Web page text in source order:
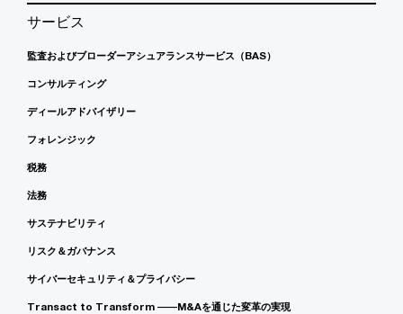
サービス
監査およびブローダーアシュアランスサービス（BAS）
コンサルティング
ディールアドバイザリー
フォレンジック
税務
法務
サステナビリティ
リスク＆ガバナンス
サイバーセキュリティ＆プライバシー
Transact to Transform ――M&Aを通じた変革の実現